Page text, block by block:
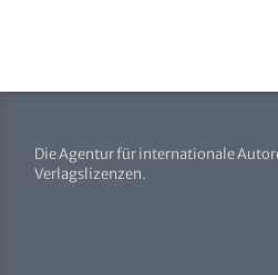
Die Agentur für internationale
Verlagslizenzen.